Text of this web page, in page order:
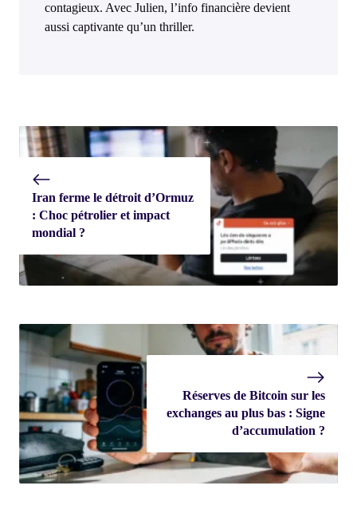
contagieux. Avec Julien, l’info financière devient
aussi captivante qu’un thriller.
Iran ferme le détroit d’Ormuz
: Choc pétrolier et impact
mondial ?
Réserves de Bitcoin sur les
exchanges au plus bas : Signe
d’accumulation ?